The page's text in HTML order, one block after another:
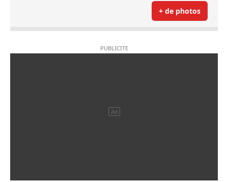
+ de photos